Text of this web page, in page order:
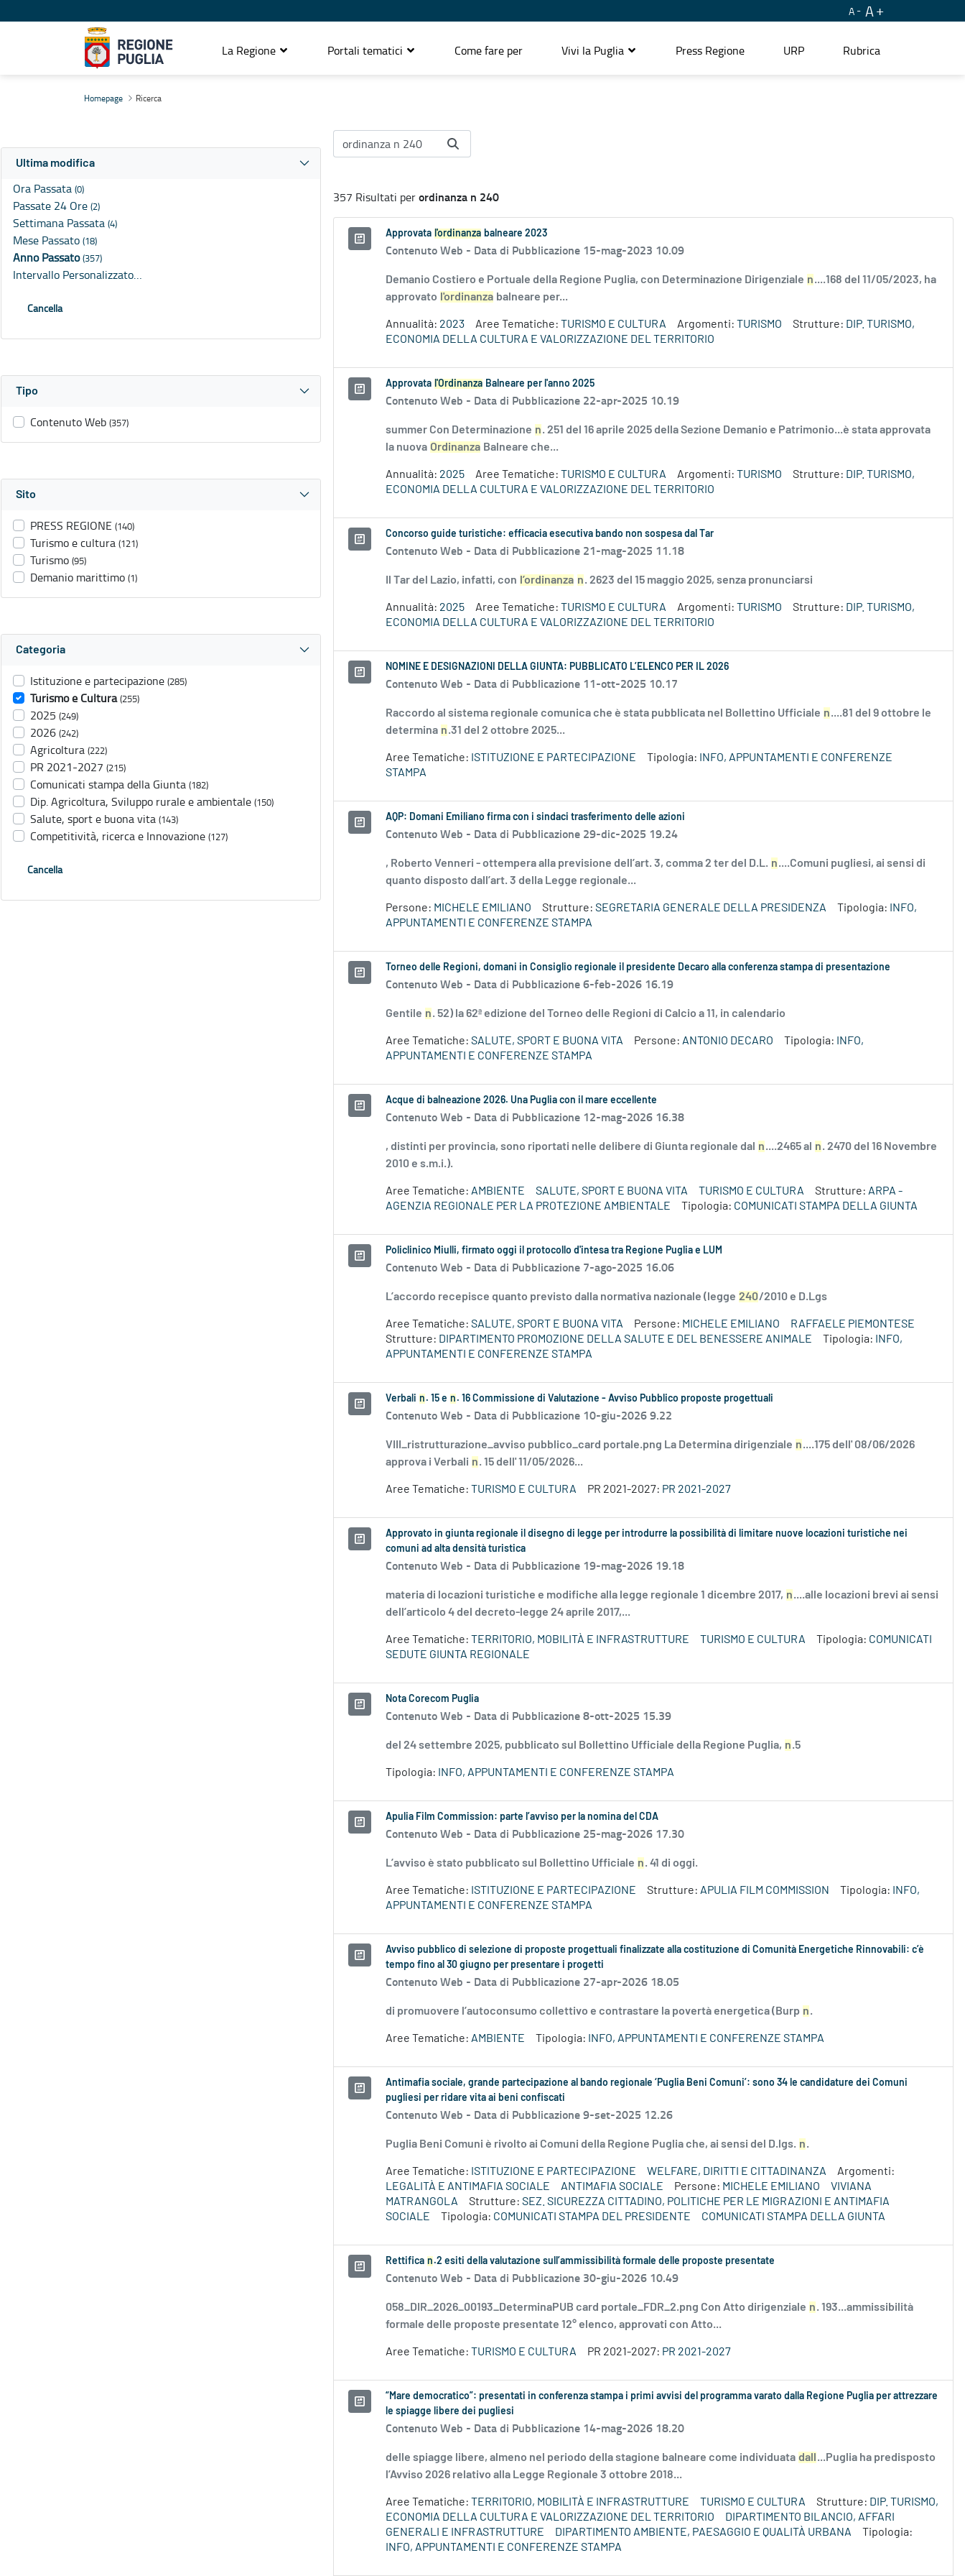
A A
La Regione Portali tematici Come fare per Vivi la Puglia Press Regione URP Rubrica
Homepage Ricerca
Ultima modifica
Ora Passata (0)
Passate 24 Ore (2)
Settimana Passata (4)
Mese Passato (18)
Anno Passato(357)
Intervallo Personalizzato…
Cancella
Tipo
Contenuto Web (357)
Sito
PRESS REGIONE (140)
Turismo e cultura (121)
Turismo (95)
Demanio marittimo (1)
Categoria
Istituzione e partecipazione (285)
Turismo e Cultura (255)
2025 (249)
2026 (242)
Agricoltura (222)
PR 2021-2027 (215)
Comunicati stampa della Giunta (182)
Dip. Agricoltura, Sviluppo rurale e ambientale (150)
Salute, sport e buona vita (143)
Competitività, ricerca e Innovazione (127)
Cancella
357 Risultati perordinanza n 240
Approvata l'ordinanza balneare 2023
Contenuto Web - Data di Pubblicazione 15-mag-2023 10.09
Demanio Costiero e Portuale della Regione Puglia, con Determinazione Dirigenziale n....168 del 11/05/2023, ha
approvato l'ordinanza balneare per...
Annualità: 2023 Aree Tematiche: TURISMO E CULTURA Argomenti: TURISMO Strutture: DIP. TURISMO,
ECONOMIA DELLA CULTURA E VALORIZZAZIONE DEL TERRITORIO
Approvata l'Ordinanza Balneare per l'anno 2025
Contenuto Web - Data di Pubblicazione 22-apr-2025 10.19
summer Con Determinazione n. 251 del 16 aprile 2025 della Sezione Demanio e Patrimonio...è stata approvata
la nuova Ordinanza Balneare che...
Annualità: 2025 Aree Tematiche: TURISMO E CULTURA Argomenti: TURISMO Strutture: DIP. TURISMO,
ECONOMIA DELLA CULTURA E VALORIZZAZIONE DEL TERRITORIO
Concorso guide turistiche: efficacia esecutiva bando non sospesa dal Tar
Contenuto Web - Data di Pubblicazione 21-mag-2025 11.18
Il Tar del Lazio, infatti, con l’ordinanza n. 2623 del 15 maggio 2025, senza pronunciarsi
Annualità: 2025 Aree Tematiche: TURISMO E CULTURA Argomenti: TURISMO Strutture: DIP. TURISMO,
ECONOMIA DELLA CULTURA E VALORIZZAZIONE DEL TERRITORIO
NOMINE E DESIGNAZIONI DELLA GIUNTA: PUBBLICATO L’ELENCO PER IL 2026
Contenuto Web - Data di Pubblicazione 11-ott-2025 10.17
Raccordo al sistema regionale comunica che è stata pubblicata nel Bollettino Ufficiale n....81 del 9 ottobre le
determina n.31 del 2 ottobre 2025...
Aree Tematiche: ISTITUZIONE E PARTECIPAZIONE Tipologia:
INFO, APPUNTAMENTI E CONFERENZE
STAMPA
AQP: Domani Emiliano firma con i sindaci trasferimento delle azioni
Contenuto Web - Data di Pubblicazione 29-dic-2025 19.24
, Roberto Venneri - ottempera alla previsione dell’art. 3, comma 2 ter del D.L. n....Comuni pugliesi, ai sensi di
quanto disposto dall’art. 3 della Legge regionale...
Persone: MICHELE EMILIANO Strutture: SEGRETARIA GENERALE DELLA PRESIDENZA Tipologia:
INFO,
APPUNTAMENTI E CONFERENZE STAMPA
Torneo delle Regioni, domani in Consiglio regionale il presidente Decaro alla conferenza stampa di presentazione
Contenuto Web - Data di Pubblicazione 6-feb-2026 16.19
Gentile n. 52) la 62ª edizione del Torneo delle Regioni di Calcio a 11, in calendario
Aree Tematiche: SALUTE, SPORT E BUONA VITA Persone: ANTONIO DECARO Tipologia:
INFO,
APPUNTAMENTI E CONFERENZE STAMPA
Acque di balneazione 2026. Una Puglia con il mare eccellente
Contenuto Web - Data di Pubblicazione 12-mag-2026 16.38
, distinti per provincia, sono riportati nelle delibere di Giunta regionale dal n....2465 al n. 2470 del 16 Novembre
2010 e s.m.i.).
Aree Tematiche: AMBIENTE SALUTE, SPORT E BUONA VITA TURISMO E CULTURA Strutture: ARPA -
AGENZIA REGIONALE PER LA PROTEZIONE AMBIENTALE
Tipologia: COMUNICATI STAMPA DELLA GIUNTA
Policlinico Miulli, firmato oggi il protocollo d'intesa tra Regione Puglia e LUM
Contenuto Web - Data di Pubblicazione 7-ago-2025 16.06
L’accordo recepisce quanto previsto dalla normativa nazionale (legge 240/2010 e D.Lgs
Aree Tematiche: SALUTE, SPORT E BUONA VITA Persone: MICHELE EMILIANO
RAFFAELE PIEMONTESE
Strutture: DIPARTIMENTO PROMOZIONE DELLA SALUTE E DEL BENESSERE ANIMALE Tipologia:
INFO,
APPUNTAMENTI E CONFERENZE STAMPA
Verbali n . 15 e n . 16 Commissione di Valutazione - Avviso Pubblico proposte progettuali
Contenuto Web - Data di Pubblicazione 10-giu-2026 9.22
VIII_ristrutturazione_avviso pubblico_card portale.png La Determina dirigenziale n....175 dell' 08/06/2026
approva i Verbali n. 15 dell' 11/05/2026...
Aree Tematiche: TURISMO E CULTURA PR 2021-2027: PR 2021-2027
Approvato in giunta regionale il disegno di legge per introdurre la possibilità di limitare nuove locazioni turistiche nei
comuni ad alta densità turistica
Contenuto Web - Data di Pubblicazione 19-mag-2026 19.18
materia di locazioni turistiche e modifiche alla legge regionale 1 dicembre 2017, n....alle locazioni brevi ai sensi
dell’articolo 4 del decreto-legge 24 aprile 2017,...
Aree Tematiche: TERRITORIO, MOBILITÀ E INFRASTRUTTURE TURISMO E CULTURA Tipologia: COMUNICATI
SEDUTE GIUNTA REGIONALE
Nota Corecom Puglia
Contenuto Web - Data di Pubblicazione 8-ott-2025 15.39
del 24 settembre 2025, pubblicato sul Bollettino Ufficiale della Regione Puglia, n.5
Tipologia: INFO, APPUNTAMENTI E CONFERENZE STAMPA
Apulia Film Commission: parte l’avviso per la nomina del CDA
Contenuto Web - Data di Pubblicazione 25-mag-2026 17.30
L’avviso è stato pubblicato sul Bollettino Ufficiale n. 41 di oggi.
Aree Tematiche: ISTITUZIONE E PARTECIPAZIONE Strutture: APULIA FILM COMMISSION Tipologia:
INFO,
APPUNTAMENTI E CONFERENZE STAMPA
Avviso pubblico di selezione di proposte progettuali finalizzate alla costituzione di Comunità Energetiche Rinnovabili: c’è
tempo fino al 30 giugno per presentare i progetti
Contenuto Web - Data di Pubblicazione 27-apr-2026 18.05
di promuovere l’autoconsumo collettivo e contrastare la povertà energetica (Burp n.
Aree Tematiche: AMBIENTE Tipologia: INFO, APPUNTAMENTI E CONFERENZE STAMPA
Antimafia sociale, grande partecipazione al bando regionale ‘Puglia Beni Comuni’: sono 34 le candidature dei Comuni
pugliesi per ridare vita ai beni confiscati
Contenuto Web - Data di Pubblicazione 9-set-2025 12.26
Puglia Beni Comuni è rivolto ai Comuni della Regione Puglia che, ai sensi del D.lgs. n.
Aree Tematiche: ISTITUZIONE E PARTECIPAZIONE WELFARE, DIRITTI E CITTADINANZA
Argomenti:
LEGALITÀ E ANTIMAFIA SOCIALE
ANTIMAFIA SOCIALE Persone: MICHELE EMILIANO
VIVIANA
MATRANGOLA
Strutture: SEZ. SICUREZZA CITTADINO, POLITICHE PER LE MIGRAZIONI E ANTIMAFIA
SOCIALE
Tipologia: COMUNICATI STAMPA DEL PRESIDENTE COMUNICATI STAMPA DELLA GIUNTA
Rettifica n .2 esiti della valutazione sull’ammissibilità formale delle proposte presentate
Contenuto Web - Data di Pubblicazione 30-giu-2026 10.49
058_DIR_2026_00193_DeterminaPUB card portale_FDR_2.png Con Atto dirigenziale n. 193...ammissibilità
formale delle proposte presentate 12° elenco, approvati con Atto...
Aree Tematiche: TURISMO E CULTURA PR 2021-2027: PR 2021-2027
“Mare democratico”: presentati in conferenza stampa i primi avvisi del programma varato dalla Regione Puglia per attrezzare
le spiagge libere dei pugliesi
Contenuto Web - Data di Pubblicazione 14-mag-2026 18.20
delle spiagge libere, almeno nel periodo della stagione balneare come individuata dall
...Puglia ha predisposto
l’Avviso 2026 relativo alla Legge Regionale 3 ottobre 2018...
Aree Tematiche: TERRITORIO, MOBILITÀ E INFRASTRUTTURE TURISMO E CULTURA Strutture: DIP. TURISMO,
ECONOMIA DELLA CULTURA E VALORIZZAZIONE DEL TERRITORIO
DIPARTIMENTO BILANCIO, AFFARI
GENERALI E INFRASTRUTTURE
DIPARTIMENTO AMBIENTE, PAESAGGIO E QUALITÀ URBANA
Tipologia:
INFO, APPUNTAMENTI E CONFERENZE STAMPA